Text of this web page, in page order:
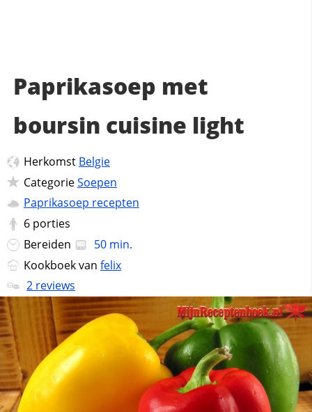
Paprikasoep met
boursin cuisine light
Herkomst Belgie
CategorieSoepen
Paprikasoep recepten
6 porties
Bereiden
50 min.
Kookboek van felix
2 reviews